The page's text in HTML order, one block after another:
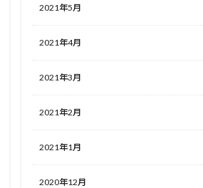
2021年5月
2021年4月
2021年3月
2021年2月
2021年1月
2020年12月